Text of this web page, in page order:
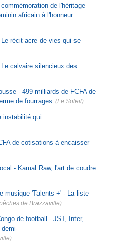
de l'héritage
africain à l'honneur
récit acre de vies qui se
calvaire silencieux des
- 499 milliards de FCFA de
de fourrages (Le Soleil)
instabilité qui
de cotisations à encaisser
- Kamal Raw, l'art de coudre
musique 'Talents +' - La liste
de Brazzaville)
de football - JST, Inter,